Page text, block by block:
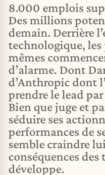
8.000 emplois
Des millions
demain. Derrière
technologique, les
mêmes
d’alarme. Dont
d’Anthropic dont
prendre le lead
Bien que juge et
séduire ses
performances de
semble craindre
conséquences
développe.